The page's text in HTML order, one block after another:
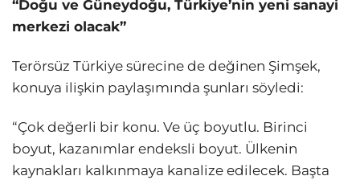
“Doğu ve Güneydoğu, Türkiye’nin yeni sanayi
merkezi olacak”
Terörsüz Türkiye sürecine de değinen Şimşek,
konuya ilişkin paylaşımında şunları söyledi:
“Çok değerli bir konu. Ve üç boyutlu. Birinci
boyut, kazanımlar endeksli boyut. Ülkenin
kaynakları kalkınmaya kanalize edilecek. Başta